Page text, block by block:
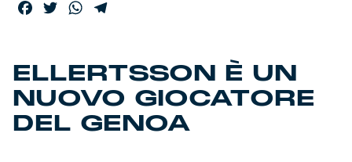
Helan x Genoa
Gift Card Online Store
Facebook
TwitterWhatsApp
ELLERTSSON È UN
NUOVO GIOCATORE
DEL GENOA